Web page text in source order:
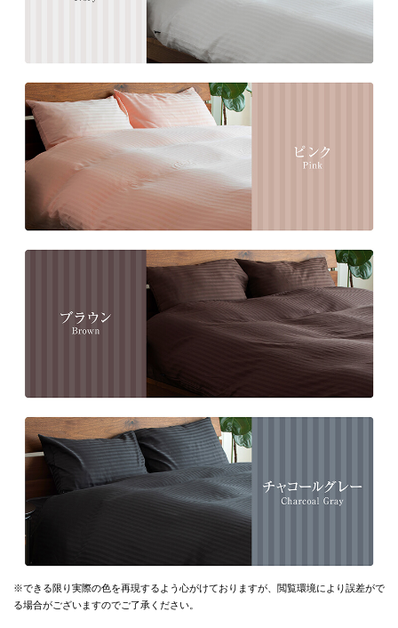
※できる限り実際の色を再現するよう心がけておりますが、 閲覧環境により誤差がで
る場合がございますのでご了承ください。